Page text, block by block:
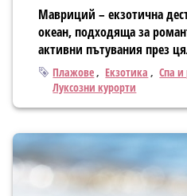
Мавриций – екзотична
океан, подходяща за
активни пътувания през
Тагове
Плажове Екзотика Спа и
Луксозни курорти